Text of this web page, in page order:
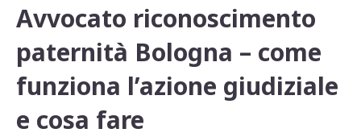
Avvocato riconoscimento
paternità Bologna – come
funziona l’azione giudiziale
e cosa fare